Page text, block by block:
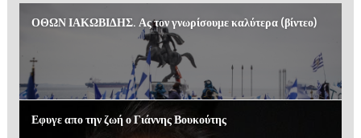
ΟΘΩΝ ΙΑΚΩΒΙΔΗΣ. Ας τον γνωρίσουμε καλύτερα (βίντεο)
Εφυγε απο την ζωή ο Γιάννης Βουκούτης